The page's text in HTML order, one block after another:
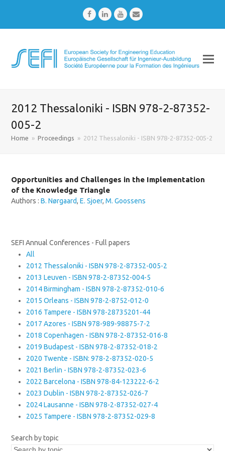
FacebookLinkedInYoutubeEmail
2012 Thessaloniki - ISBN 978-2-87352-
005-2
Home » Proceedings » 2012 Thessaloniki - ISBN 978-2-87352-005-2
Opportunities and Challenges in the Implementation
of the Knowledge Triangle
Authors :B. Nørgaard,E. Sjoer,M. Goossens
SEFI Annual Conferences - Full papers
All
2012 Thessaloniki - ISBN 978-2-87352-005-2
2013 Leuven - ISBN 978-2-87352-004-5
2014 Birmingham - ISBN 978-2-87352-010-6
2015 Orleans - ISBN 978-2-8752-012-0
2016 Tampere - ISBN 978-28735201-44
2017 Azores - ISBN 978-989-98875-7-2
2018 Copenhagen - ISBN 978-2-87352-016-8
2019 Budapest - ISBN 978-2-87352-018-2
2020 Twente - ISBN: 978-2-87352-020-5
2021 Berlin - ISBN 978-2-87352-023-6
2022 Barcelona - ISBN 978-84-123222-6-2
2023 Dublin - ISBN 978-2-87352-026-7
2024 Lausanne - ISBN 978-2-87352-027-4
2025 Tampere - ISBN 978-2-87352-029-8
Search by topic